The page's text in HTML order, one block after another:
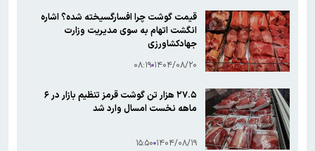
قیمت گوشت چرا افسارگسیخته شده؟ اشاره
انگشت اتهام به سوی مدیریت وزارت
جهادکشاورزی
۱۴۰۴/۰۸/۲۰ ۰۸:۱۹
۲۷.۵ هزار تن گوشت قرمز تنظیم بازار در ۶
ماهه نخست امسال وارد شد
۱۴۰۴/۰۸/۱۹ ۱۵:۵۰